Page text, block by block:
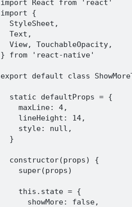
import React from 'react'
import {
  StyleSheet,
  Text,
  View, TouchableOpacity,
} from 'react-native'
export default class
  static defaultProps = {
    maxLine: 4,
    lineHeight: 14,
    style: null,
  }
  constructor(props) {
    super(props)
    this.state = {
      showMore: false,